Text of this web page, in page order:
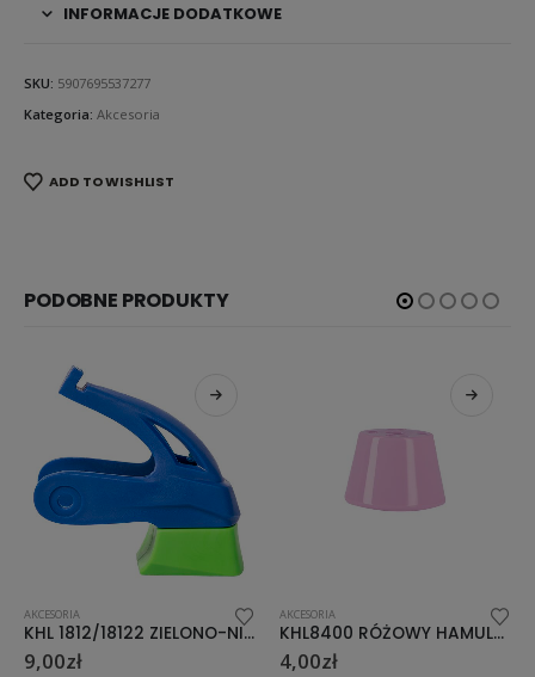
INFORMACJE DODATKOWE
SKU: 5907695537277
Kategoria: Akcesoria
ADD TO WISHLIST
PODOBNE PRODUKTY
AKCESORIA
4,00
AKCESORIA
9,00